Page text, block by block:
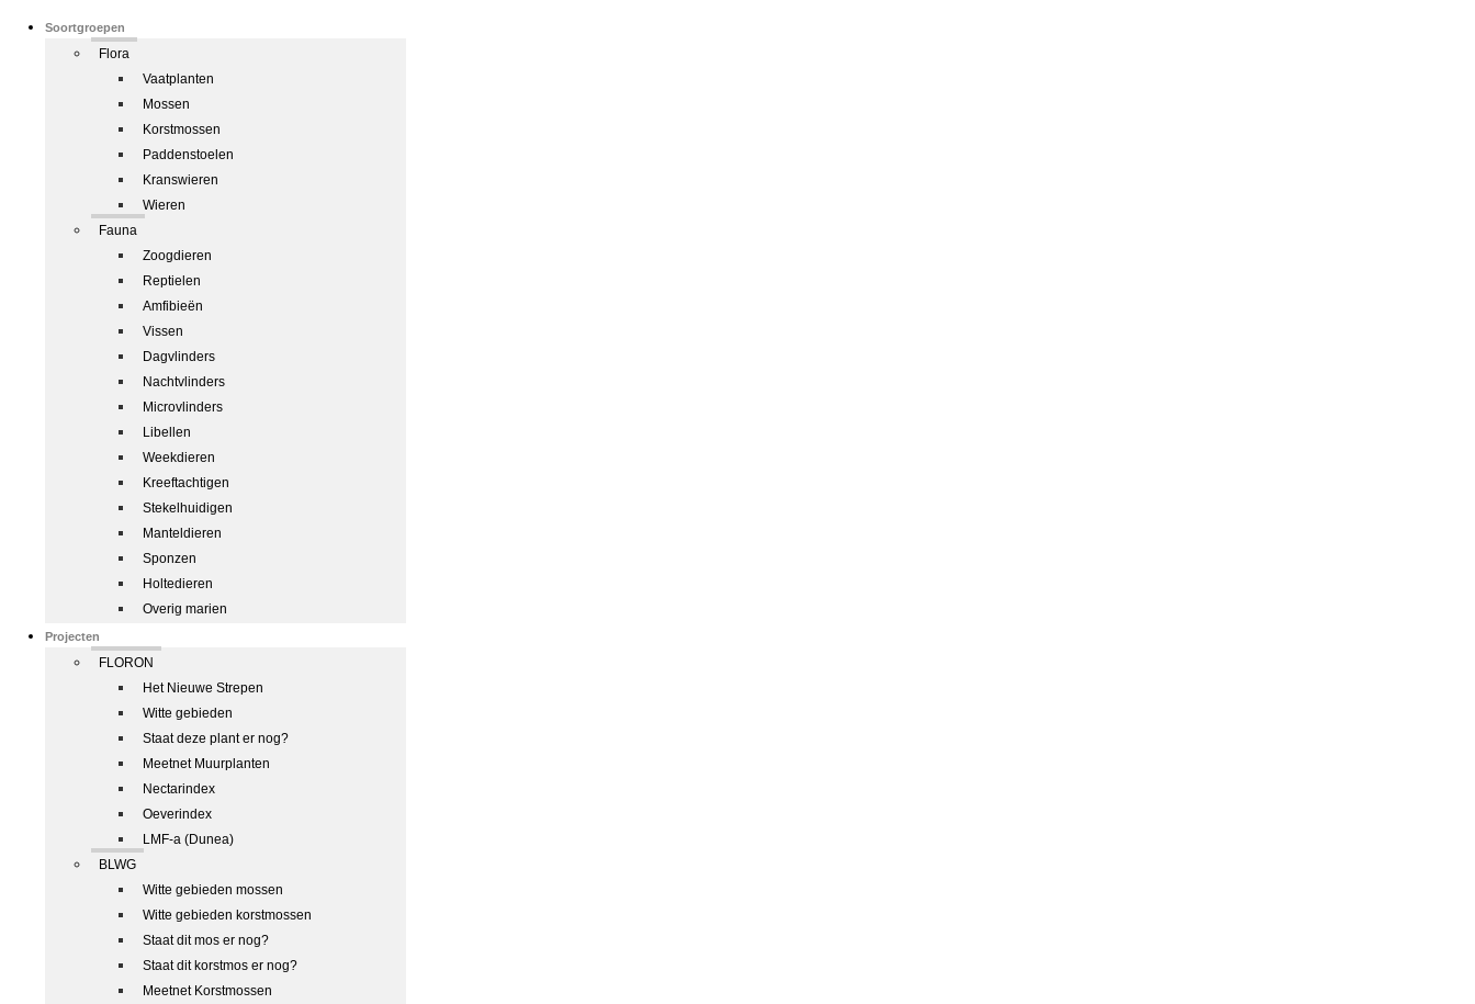
Soortgroepen
Flora
Vaatplanten
Mossen
Korstmossen
Paddenstoelen
Kranswieren
Wieren
Fauna
Zoogdieren
Reptielen
Amfibieën
Vissen
Dagvlinders
Nachtvlinders
Microvlinders
Libellen
Weekdieren
Kreeftachtigen
Stekelhuidigen
Manteldieren
Sponzen
Holtedieren
Overig marien
Projecten
FLORON
Het Nieuwe Strepen
Witte gebieden
Staat deze plant er nog?
Meetnet Muurplanten
Nectarindex
Oeverindex
LMF-a (Dunea)
BLWG
Witte gebieden mossen
Witte gebieden korstmossen
Staat dit mos er nog?
Staat dit korstmos er nog?
Meetnet Korstmossen